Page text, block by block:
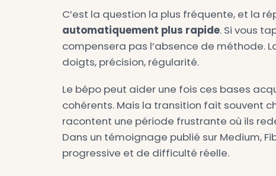
s’enchaînent, il est souvent
deux doigts de la même main.
dire les paires de lettres
Autre point important : le bépo
deviennent accessibles sans
typographique, tirets, espace
propre, c’est un vrai avantage.